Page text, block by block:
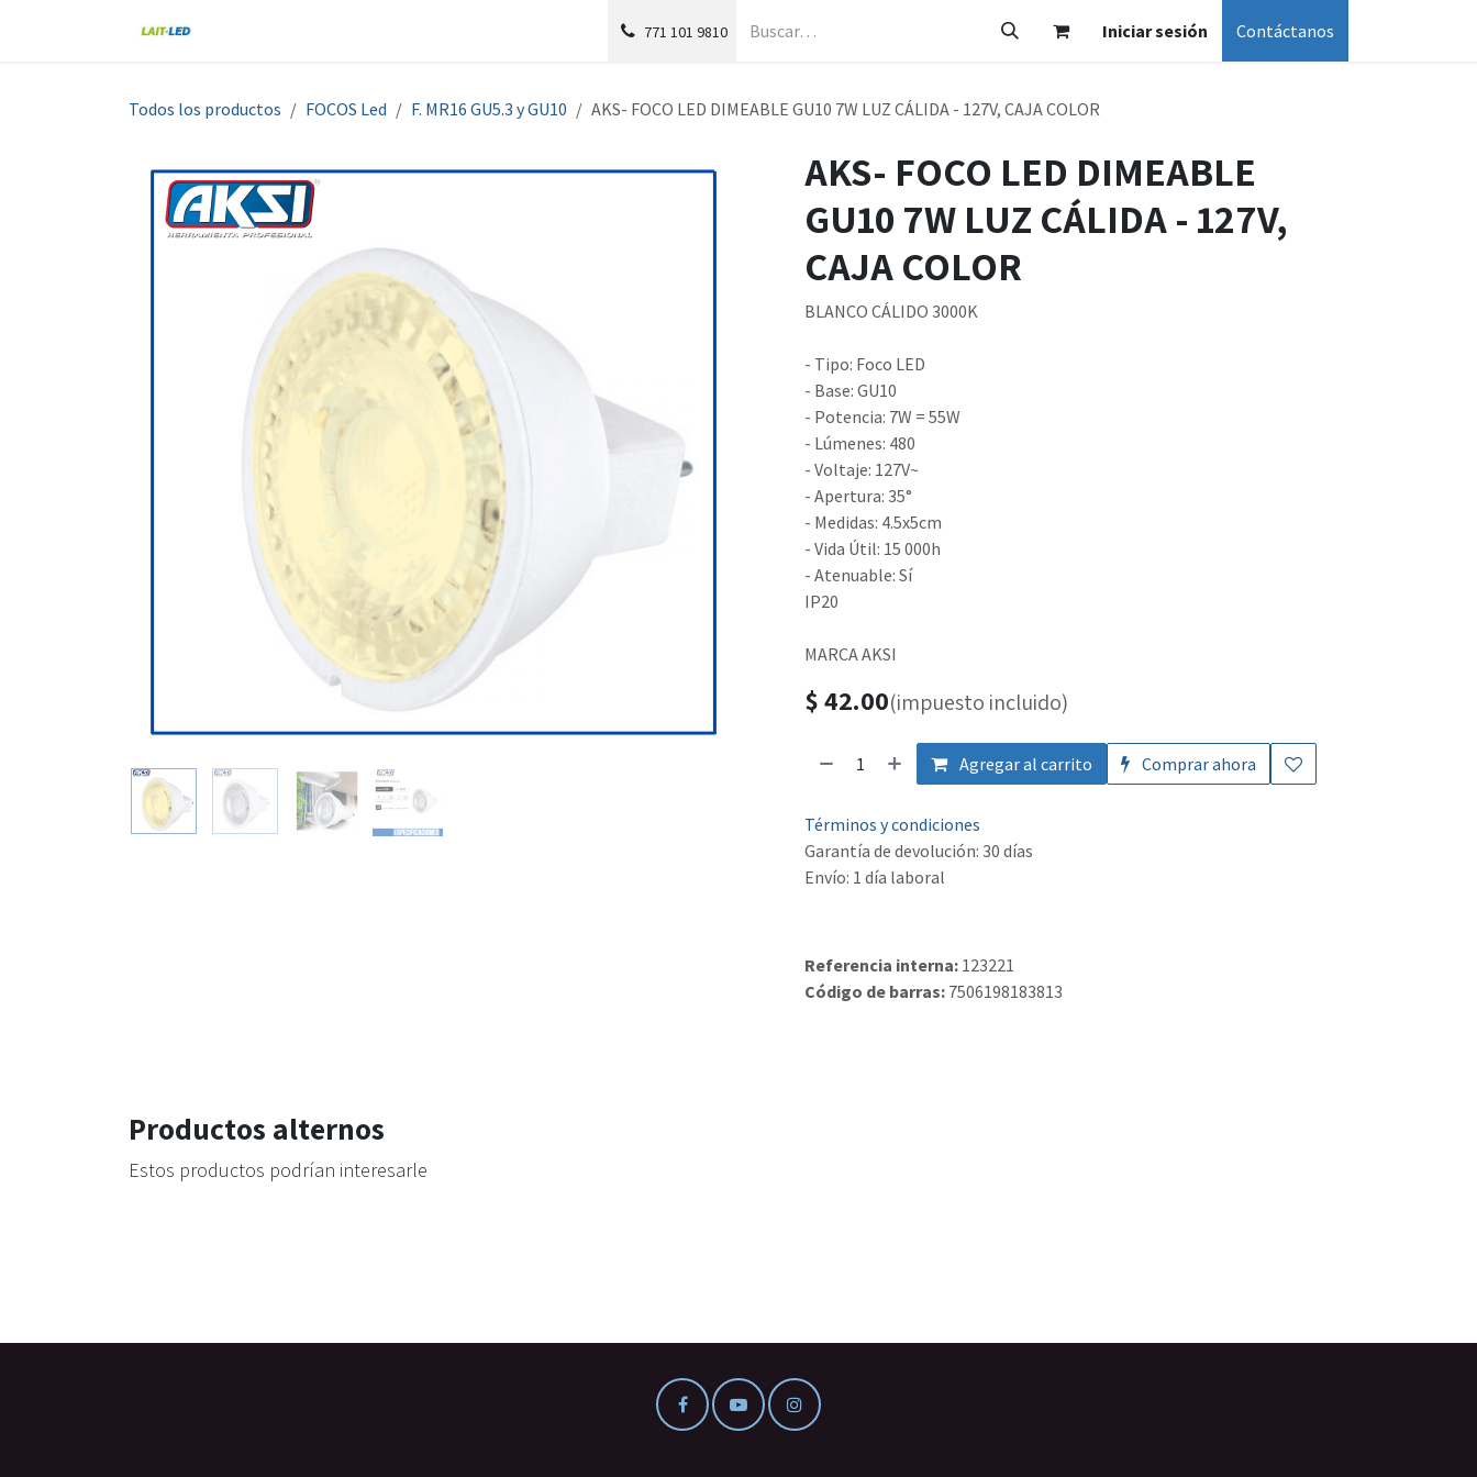
771 101 9810 Iniciar sesión Contáctanos
Todos los productos FOCOS Led F. MR16 GU5.3 y GU10 AKS- FOCO LED DIMEABLE GU10 7W LUZ CÁLIDA - 127V, CAJA COLOR
AKS- FOCO LED DIMEABLE
GU10 7W LUZ CÁLIDA - 127V,
CAJA COLOR
BLANCO CÁLIDO 3000K
- Tipo: Foco LED
- Base: GU10
- Potencia: 7W = 55W
- Lúmenes: 480
- Voltaje: 127V~
- Apertura: 35°
- Medidas: 4.5x5cm
- Vida Útil: 15 000h
- Atenuable: Sí
IP20
MARCA AKSI
$42.00(impuesto incluido)
Agregar al carrito Comprar ahora
Términos y condiciones
Garantía de devolución: 30 días
Envío: 1 día laboral
Referencia interna: 123221
Código de barras: 7506198183813
Productos alternos
Estos productos podrían interesarle